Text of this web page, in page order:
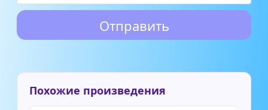
Похожие произведения